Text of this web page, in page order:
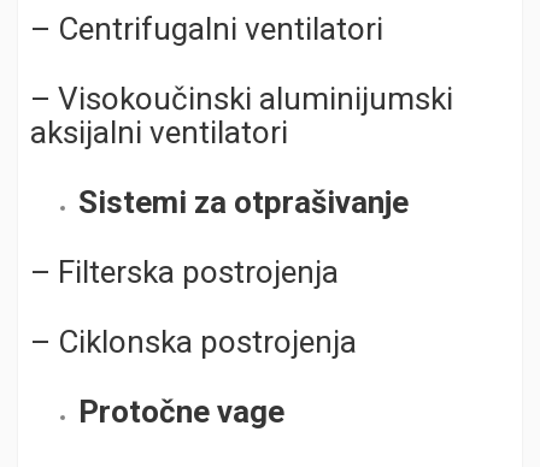
– Centrifugalni ventilatori
– Visokoučinski aluminijumski
aksijalni ventilatori
Sistemi za otprašivanje
– Filterska postrojenja
– Ciklonska postrojenja
Protočne vage